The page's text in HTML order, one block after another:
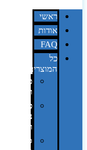
ראשי
אודות
FAQ
כל
המוצרים
טכנולוגיה
וגאדג'טים
פנאי,
נופש
ונסיעות
סביבת